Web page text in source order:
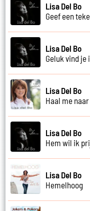
Lisa Del Bo
Geef een
Lisa Del Bo
Geluk vind je
Lisa Del Bo
Haal me
Lisa Del Bo
Hem wil ik
Lisa Del Bo
Hemelhoog